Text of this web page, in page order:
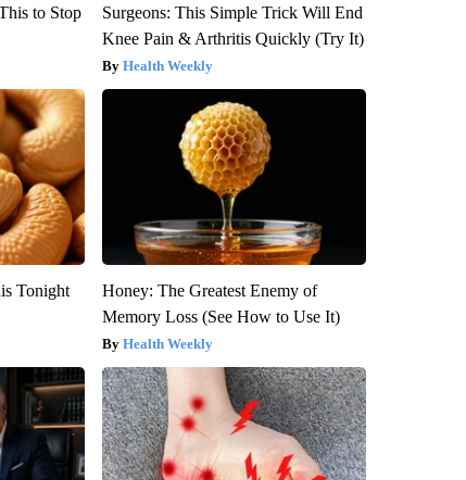
to Stop
Surgeons: This Simple Trick Will End
Knee Pain & Arthritis Quickly (Try It)
Health Weekly
Tonight
Honey: The Greatest Enemy of
Memory Loss (See How to Use It)
Health Weekly